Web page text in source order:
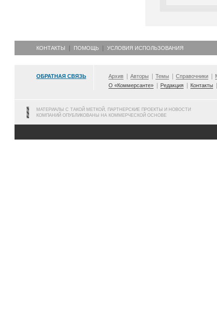
КОНТАКТЫ ПОМОЩЬ УСЛОВИЯ ИСПОЛЬЗОВАНИЯ
ОБРАТНАЯ СВЯЗЬ Архив Авторы Темы Справочники
О «Коммерсанте»
Редакция Контакты
МАТЕРИАЛЫ С ТАКОЙ МЕТКОЙ, ПАРТНЕРСКИЕ ПРОЕКТЫ И НОВОСТИ
КОМПАНИЙ ОПУБЛИКОВАНЫ НА КОММЕРЧЕСКОЙ ОСНОВЕ